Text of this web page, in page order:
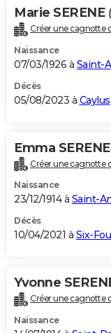
Marie SERENE
Créer une cagnotte
Naissance
07/03/1926 à Saint-
Décès
05/08/2023 à Caylus
Emma SERENE
Créer une cagnotte
Naissance
23/12/1914 à Saint-
Décès
10/04/2021 à Six-
Yvonne
Créer une cagnotte
Naissance